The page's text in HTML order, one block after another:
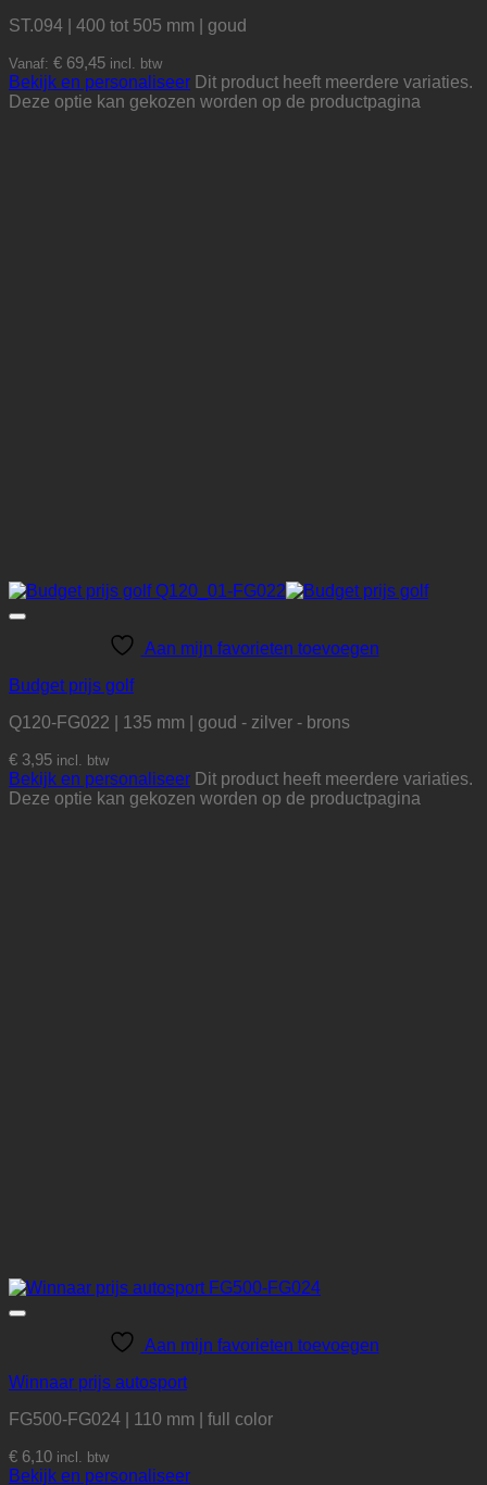
ST.094 | 400 tot 505 mm | goud
Vanaf: € 69,45 incl. btw
Bekijk en personaliseer Dit product heeft meerdere variaties.
Deze optie kan gekozen worden op de productpagina
Aan mijn favorieten toevoegen
Budget prijs golf
Q120-FG022 | 135 mm | goud - zilver - brons
€ 3,95 incl. btw
Bekijk en personaliseer Dit product heeft meerdere variaties.
Deze optie kan gekozen worden op de productpagina
Aan mijn favorieten toevoegen
Winnaar prijs autosport
FG500-FG024 | 110 mm | full color
€ 6,10 incl. btw
Bekijk en personaliseer